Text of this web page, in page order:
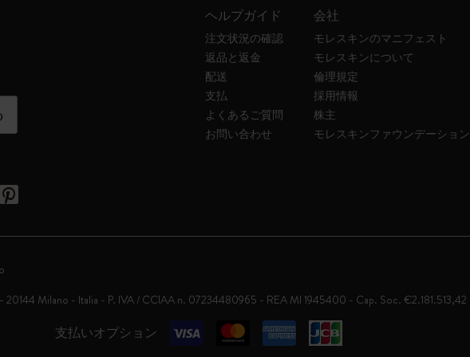
ヘルプガイド
注文状況の確認
返品と返金
配送
支払
よくあるご質問
お問い合わせ
会社
モレスキンのマニフェスト
モレスキンについて
倫理規定
採用情報
株主
モレスキンファウンデーション
支払いオプション
20144 Milano - Italia - P. IVA / CCIAA n. 07234480965 - REA MI 1945400 - Cap. Soc. €2.181.513,42